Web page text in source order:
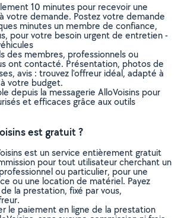
10 minutes pour recevoir une
votre demande. Postez votre demande
minutes un membre de confiance,
pour votre besoin urgent de entretien -
des membres, professionnels ou
ont contacté. Présentation, photos de
avis : trouvez l'offreur idéal, adapté à
votre budget.
depuis la messagerie AlloVoisins pour
et efficaces grâce aux outils
est gratuit ?
est un service entièrement gratuit
pour tout utilisateur cherchant un
ou particulier, pour une
ou une location de matériel. Payez
la prestation, fixé par vous,
le paiement en ligne de la prestation